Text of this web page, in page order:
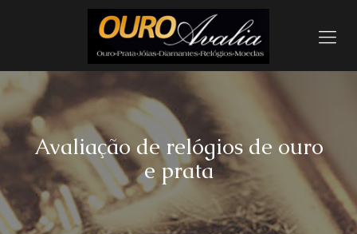
Avaliação de relógios de ouro
e prata